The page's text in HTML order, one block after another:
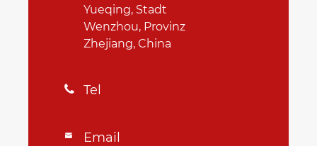
Yueqing, Stadt
Wenzhou, Provinz
Zhejiang, China
 Tel
 Email